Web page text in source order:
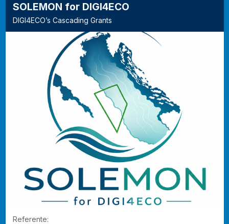
SOLEMON for DIGI4ECO
DIGI4ECO’s Cascading Grants
Referente: